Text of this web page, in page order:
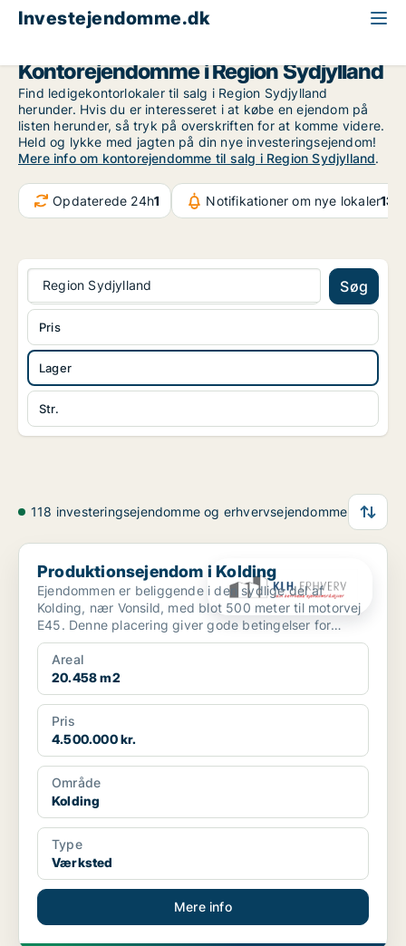
Investejendomme.dk
Kontorejendomme i Region Sydjylland
Find ledigekontorlokaler til salg i Region Sydjylland
herunder. Hvis du er interesseret i at købe en ejendom på
listen herunder, så tryk på overskriften for at komme videre.
Held og lykke med jagten på din nye investeringsejendom!
Mere info om kontorejendomme til salg i Region Sydjylland.
Opdaterede 24h1 Notifikationer om nye lokaler132
Region Sydjylland Søg
Lager
Str.
Pris
118 investeringsejendomme og erhvervsejendomme
Produktionsejendom i Kolding
Produktionsejendom i Kolding
Ejendommen er beliggende i den sydlige del af
Kolding, nær Vonsild, med blot 500 meter til motorvej
E45. Denne placering giver gode betingelser for
erhvervsm...
Areal
20.458 m2
Pris
4.500.000 kr.
Område
Kolding
Type
Værksted
Mere info